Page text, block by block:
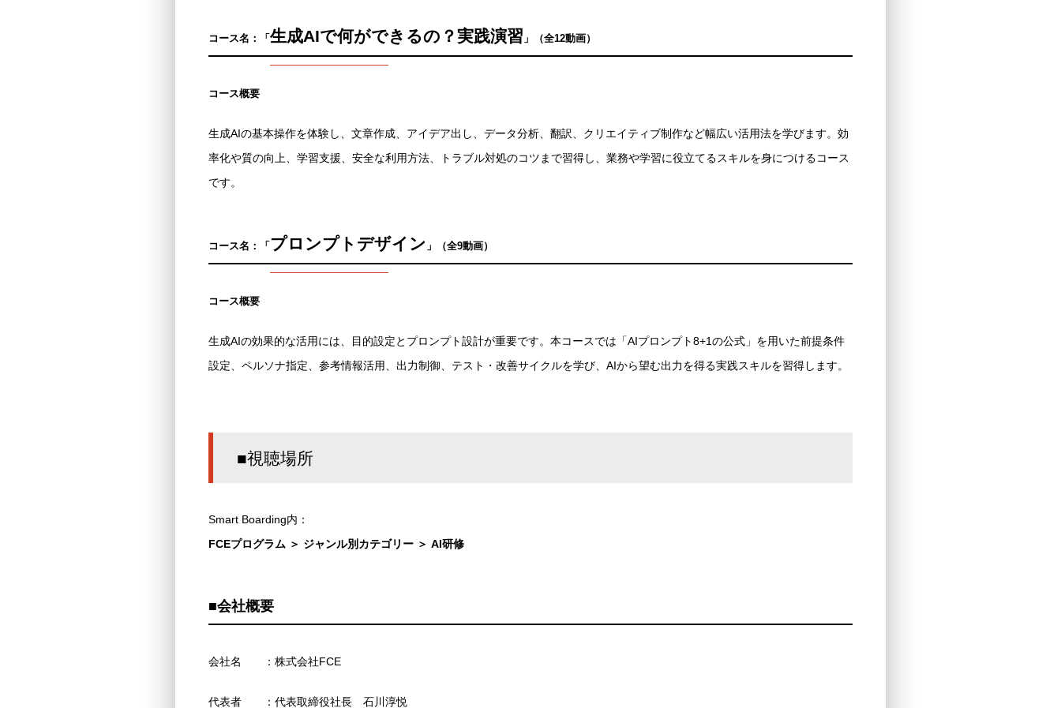
コース名： 「 生成AIで何ができるの？実践演習 」（全12動画）
コース概要
生成AIの基本操作を体験し、文章作成、アイデア出し、データ分析、翻訳、クリエイティブ制作など幅広い活用法を学びます。効
率化や質の向上、学習支援、安全な利用方法、トラブル対処のコツまで習得し、業務や学習に役立てるスキルを身につけるコース
です。
コース名： 「 プロンプトデザイン 」（全9動画）
コース概要
生成AIの効果的な活用には、目的設定とプロンプト設計が重要です。本コースでは「AIプロンプト8+1の公式」を用いた前提条件
設定、ペルソナ指定、参考情報活用、出力制御、テスト・改善サイクルを学び、AIから望む出力を得る実践スキルを習得します。
■視聴場所
Smart Boarding内：
FCEプログラム ＞ ジャンル別カテゴリー ＞ AI研修
■会社概要
会社名 ：株式会社FCE
代表者 ：代表取締役社長 石川淳悦